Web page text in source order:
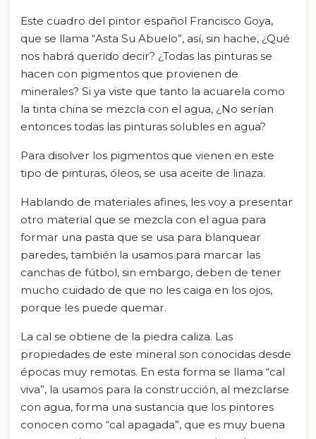
Este cuadro del pintor español Francisco Goya,
que se llama “Asta Su Abuelo”, así, sin hache, ¿Qué
nos habrá querido decir? ¿Todas las pinturas se
hacen con pigmentos que provienen de
minerales? Si ya viste que tanto la acuarela como
la tinta china se mezcla con el agua, ¿No serían
entonces todas las pinturas solubles en agua?
Para disolver los pigmentos que vienen en este
tipo de pinturas, óleos, se usa aceite de linaza.
Hablando de materiales afines, les voy a presentar
otro material que se mezcla con el agua para
formar una pasta que se usa para blanquear
paredes, también la usamos para marcar las
canchas de fútbol, sin embargo, deben de tener
mucho cuidado de que no les caiga en los ojos,
porque les puede quemar.
La cal se obtiene de la piedra caliza. Las
propiedades de este mineral son conocidas desde
épocas muy remotas. En esta forma se llama “cal
viva”, la usamos para la construcción, al mezclarse
con agua, forma una sustancia que los pintores
conocen como “cal apagada”, que es muy buena